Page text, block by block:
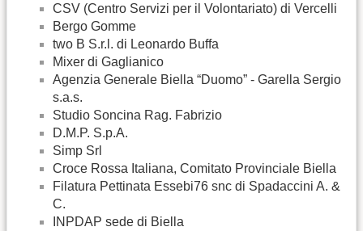
CSV (Centro Servizi per il Volontariato) di Vercelli
Bergo Gomme
two B S.r.l. di Leonardo Buffa
Mixer di Gaglianico
Agenzia Generale Biella “Duomo” - Garella Sergio
s.a.s.
Studio Soncina Rag. Fabrizio
D.M.P. S.p.A.
Simp Srl
Croce Rossa Italiana, Comitato Provinciale Biella
Filatura Pettinata Essebi76 snc di Spadaccini A. &
C.
INPDAP sede di Biella